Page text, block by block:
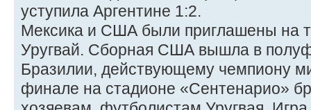
уступила Аргентине 1:2.
Мексика и США были приглашены на
Уругвай. Сборная США вышла в
Бразилии, действующему чемпиону
финале на стадионе «Сентенарио»